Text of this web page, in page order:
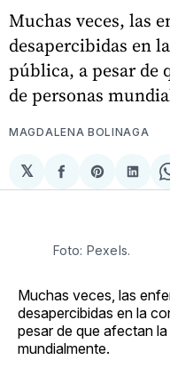
Muchas veces, las
desapercibidas en
pública, a pesar de
de personas
MAGDALENA BOLINAGA
𝕏
Compartir
en
Share
on
en
Foto: Pexels.
Muchas veces, las
desapercibidas en la
pesar de que afectan
mundialmente.